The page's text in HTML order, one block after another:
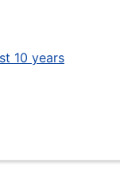
10 years